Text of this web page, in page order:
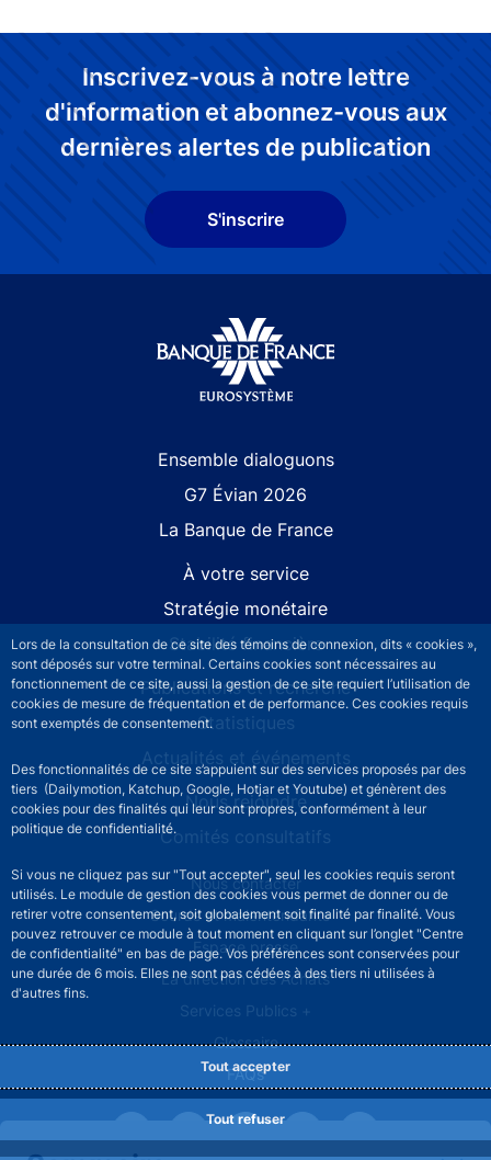
Lors de la consultation de ce site des témoins de connexion, dits « cookies »,
sont déposés sur votre terminal. Certains cookies sont nécessaires au
fonctionnement de ce site, aussi la gestion de ce site requiert l’utilisation de
cookies de mesure de fréquentation et de performance. Ces cookies requis
sont exemptés de consentement.
Des fonctionnalités de ce site s’appuient sur des services proposés par des
tiers (Dailymotion, Katchup, Google, Hotjar et Youtube) et génèrent des
cookies pour des finalités qui leur sont propres, conformément à leur
politique de confidentialité.
Si vous ne cliquez pas sur "Tout accepter", seul les cookies requis seront
utilisés. Le module de gestion des cookies vous permet de donner ou de
retirer votre consentement, soit globalement soit finalité par finalité. Vous
pouvez retrouver ce module à tout moment en cliquant sur l’onglet "Centre
de confidentialité" en bas de page. Vos préférences sont conservées pour
une durée de 6 mois. Elles ne sont pas cédées à des tiers ni utilisées à
d'autres fins.
Tout accepter
Tout refuser
Inscrivez-vous à notre lettre
d'information et abonnez-vous aux
dernières alertes de publication
S'inscrire
Ensemble dialoguons
G7 Évian 2026
La Banque de France
À votre service
Stratégie monétaire
Stabilité financière
Publications et recherche
Statistiques
Actualités et événements
Nous rejoindre
Comités consultatifs
Footer secondary menuNous contacter
Sourds et malentendants
Espace presse
La direction des Achats
Services Publics +
Glossaire
FAQs